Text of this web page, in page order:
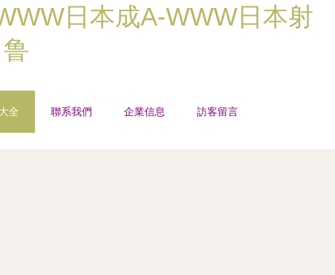
日本成A-WWW日本射
全 聯系我們 企業信息 訪客留言